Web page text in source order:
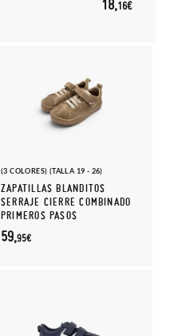
18,16€
(3 COLORES) (TALLA 19 - 26)
ZAPATILLAS BLANDITOS
SERRAJE CIERRE COMBINADO
PRIMEROS PASOS
59,95€